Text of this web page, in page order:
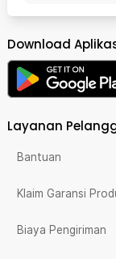
Download
Layanan
Bantuan
Klaim Garansi
Biaya Pengiriman